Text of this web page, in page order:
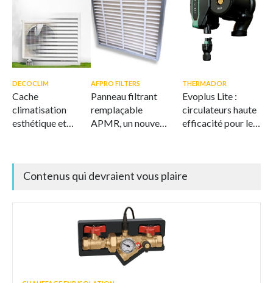
DECOCLIM
Cache
climatisation
esthétique et
AFPRO FILTERS
Panneau filtrant
remplaçable
APMR, un nouveau
de l'air
THERMADOR
Evoplus Lite :
circulateurs haute
efficacité pour le
Contenus qui devraient vous plaire